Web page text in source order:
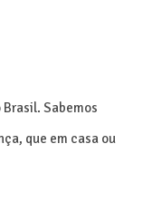
Sabemos
que em casa ou